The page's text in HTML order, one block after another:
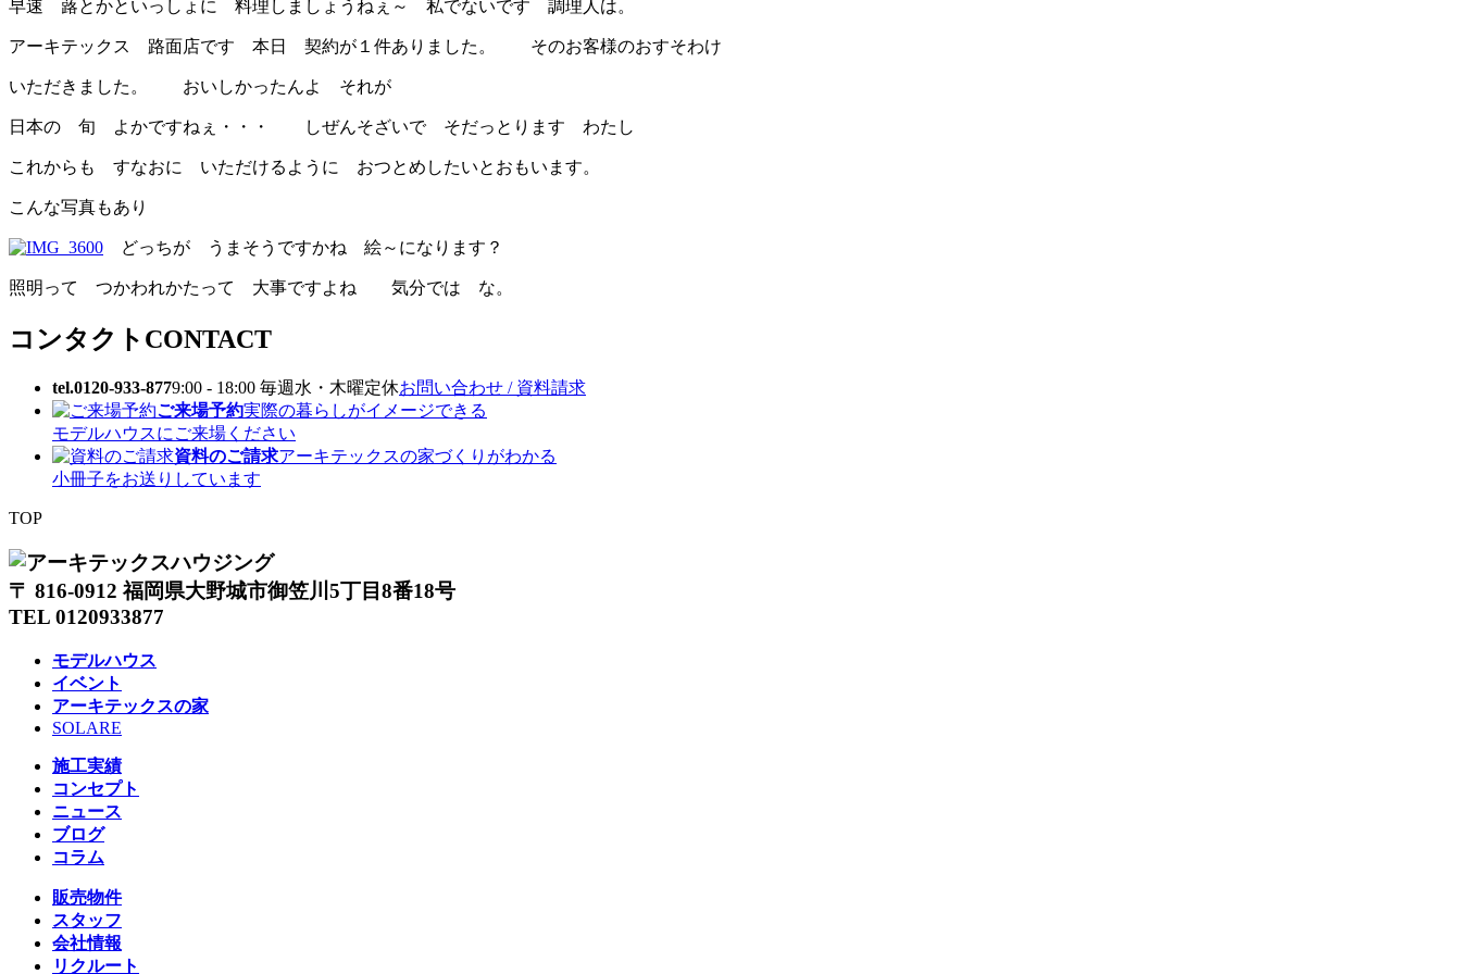
早速 蕗とかといっしょに 料理しましょうねぇ～ 私でないです 調理人は。
アーキテックス 路面店です 本日 契約が１件ありました。 そのお客様のおすそわけ
いただきました。 おいしかったんよ それが
日本の 旬 よかですねぇ・・・ しぜんそざいで そだっとります わたし
これからも すなおに いただけるように おつとめしたいとおもいます。
こんな写真もあり
どっちが うまそうですかね 絵～になります？
照明って つかわれかたって 大事ですよね 気分では な。
コンタクト CONTACT
tel.0120-933-8779:00 - 18:00 毎週水・木曜定休お問い合わせ / 資料請求
ご来場予約実際の暮らしがイメージできる
モデルハウスにご来場ください
資料のご請求アーキテックスの家づくりがわかる
小冊子をお送りしています
TOP
〒 816-0912 福岡県大野城市御笠川5丁目8番18号
TEL 0120933877
モデルハウス
イベント
アーキテックスの家
SOLARE
施工実績
コンセプト
ニュース
ブログ
コラム
販売物件
スタッフ
会社情報
リクルート